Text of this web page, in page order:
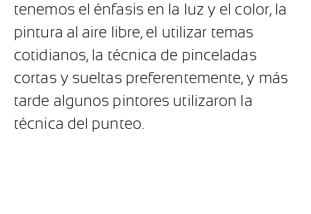
tenemos el énfasis en la luz y el color, la
pintura al aire libre, el utilizar temas
cotidianos, la técnica de pinceladas
cortas y sueltas preferentemente, y más
tarde algunos pintores utilizaron la
técnica del punteo.